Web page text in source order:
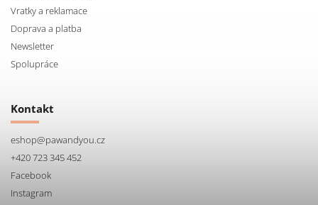
Vratky a reklamace
Doprava a platba
Newsletter
Spolupráce
Kontakt
eshop@pawandyou.cz
+420 723 345 452
Facebook
Instagram